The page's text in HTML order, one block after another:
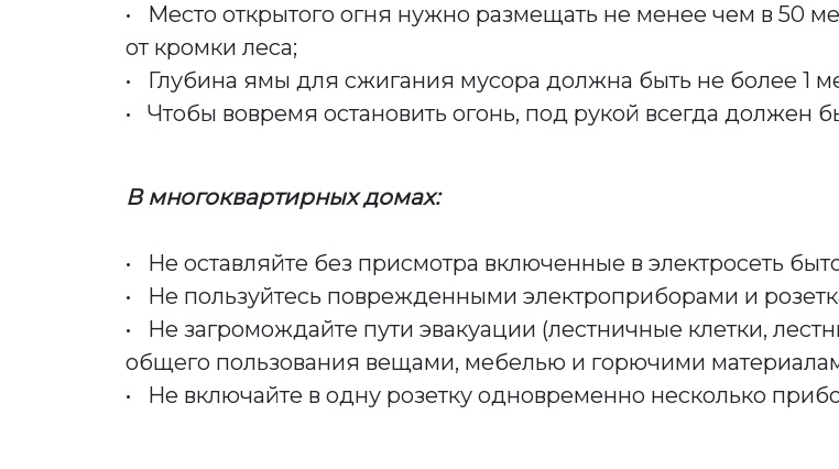
• Место открытого огня нужно размещать не менее чем в 50
от кромки леса;
• Глубина ямы для сжигания мусора должна быть не более 1
• Чтобы вовремя остановить огонь, под рукой всегда должен
В многоквартирных домах:
• Не оставляйте без присмотра включенные в электросеть
• Не пользуйтесь поврежденными электроприборами и
• Не загромождайте пути эвакуации (лестничные клетки,
общего пользования вещами, мебелью и горючими
• Не включайте в одну розетку одновременно несколько